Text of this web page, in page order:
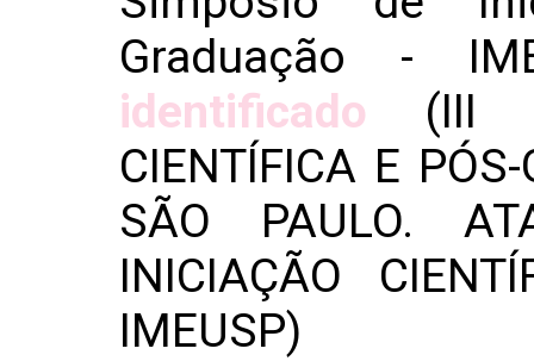
Graduação -
identificado (III
CIENTÍFICA E
SÃO PAULO.
INICIAÇÃO
IMEUSP)